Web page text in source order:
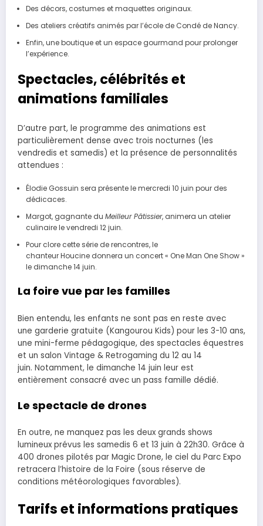
Des décors, costumes et maquettes originaux.
Des ateliers créatifs animés par l’école de Condé de Nancy.
Enfin, une boutique et un espace gourmand pour prolonger
l’expérience.
Spectacles, célébrités et
animations familiales
D’autre part, le programme des animations est
particulièrement dense avec trois nocturnes (les
vendredis et samedis) et la présence de personnalités
attendues :
Élodie Gossuin sera présente le mercredi 10 juin pour des
dédicaces.
Margot, gagnante du Meilleur Pâtissier, animera un atelier
culinaire le vendredi 12 juin.
Pour clore cette série de rencontres, le
chanteur Houcine donnera un concert « One Man One Show »
le dimanche 14 juin.
La foire vue par les familles
Bien entendu, les enfants ne sont pas en reste avec
une garderie gratuite (Kangourou Kids) pour les 3-10 ans,
une mini-ferme pédagogique, des spectacles équestres
et un salon Vintage & Retrogaming du 12 au 14
juin. Notamment, le dimanche 14 juin leur est
entièrement consacré avec un pass famille dédié.
Le spectacle de drones
En outre, ne manquez pas les deux grands shows
lumineux prévus les samedis 6 et 13 juin à 22h30. Grâce à
400 drones pilotés par Magic Drone, le ciel du Parc Expo
retracera l’histoire de la Foire (sous réserve de
conditions météorologiques favorables).
Tarifs et informations pratiques